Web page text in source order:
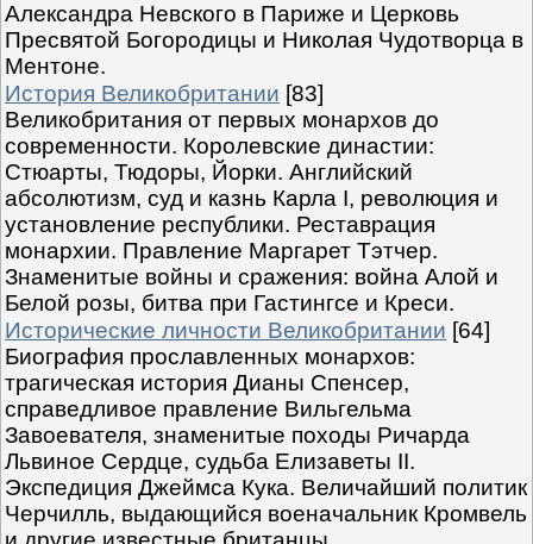
Александра Невского в Париже и Церковь
Пресвятой Богородицы и Николая Чудотворца в
Ментоне.
История Великобритании [83]
Великобритания от первых монархов до
современности. Королевские династии:
Стюарты, Тюдоры, Йорки. Английский
абсолютизм, суд и казнь Карла I, революция и
установление республики. Реставрация
монархии. Правление Маргарет Тэтчер.
Знаменитые войны и сражения: война Алой и
Белой розы, битва при Гастингсе и Креси.
Исторические личности Великобритании [64]
Биография прославленных монархов:
трагическая история Дианы Спенсер,
справедливое правление Вильгельма
Завоевателя, знаменитые походы Ричарда
Львиное Сердце, судьба Елизаветы II.
Экспедиция Джеймса Кука. Величайший политик
Черчилль, выдающийся военачальник Кромвель